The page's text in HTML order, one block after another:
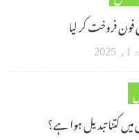
فروخت کر لیا